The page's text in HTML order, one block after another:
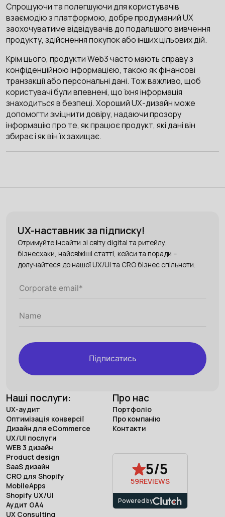
Спрощуючи та полегшуючи для користувачів
взаємодію з платформою, добре продуманий UX
заохочуватиме відвідувачів до подальшого вивчення
продукту, здійснення покупок або інших цільових дій.
Крім цього, продукти Web3 часто мають справу з
конфіденційною інформацією, такою як фінансові
транзакції або персональні дані. Тож важливо, щоб
користувачі були впевнені, що їхня інформація
знаходиться в безпеці. Хороший UX-дизайн може
допомогти зміцнити довіру, надаючи прозору
інформацію про те, як працює продукт, які дані він
збирає і як він їх захищає.
Наші послуги:
UX-аудит
Оптимізація конверсії
Дизайн для eCommerce
UX/UI послуги
WEB 3 дизайн
Product design
SaaS дизайн
CRO для Shopify
MobileApps
Shopify UX/UI
Аудит GA4
UX Consulting
Про нас
Портфоліо
Про компанію
Контакти
5/5
59REVIEWS
Powered by
UX-наставник за підписку!
Отримуйте інсайти зі світу digital та ритейлу,
бізнесхаки, найсвіжіші статті, кейси та поради –
долучайтеся до нашої UX/UI та CRO бізнес спільноти.
Підписатись